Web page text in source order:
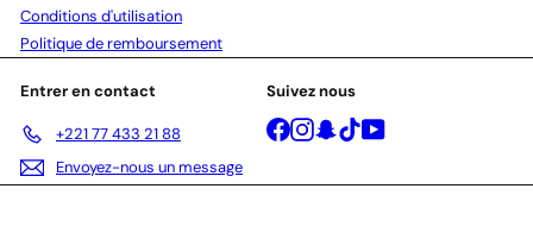
Conditions d'utilisation
Politique de remboursement
Entrer en contact
+221 77 433 21 88
Envoyez-nous un message
Suivez nous
Facebook
Instagram
Snapchat
TikTokYouTube